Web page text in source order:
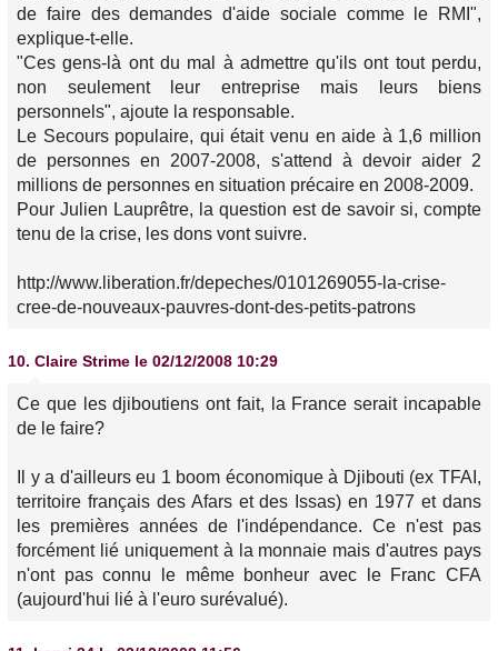
de faire des demandes d'aide sociale comme le RMI",
explique-t-elle.
"Ces gens-là ont du mal à admettre qu'ils ont tout perdu,
non seulement leur entreprise mais leurs biens
personnels", ajoute la responsable.
Le Secours populaire, qui était venu en aide à 1,6 million
de personnes en 2007-2008, s'attend à devoir aider 2
millions de personnes en situation précaire en 2008-2009.
Pour Julien Lauprêtre, la question est de savoir si, compte
tenu de la crise, les dons vont suivre.
http://www.liberation.fr/depeches/0101269055-la-crise-
cree-de-nouveaux-pauvres-dont-des-petits-patrons
10. Claire Strime le 02/12/2008 10:29
Ce que les djiboutiens ont fait, la France serait incapable
de le faire?
Il y a d'ailleurs eu 1 boom économique à Djibouti (ex TFAI,
territoire français des Afars et des Issas) en 1977 et dans
les premières années de l'indépendance. Ce n'est pas
forcément lié uniquement à la monnaie mais d'autres pays
n'ont pas connu le même bonheur avec le Franc CFA
(aujourd'hui lié à l'euro surévalué).